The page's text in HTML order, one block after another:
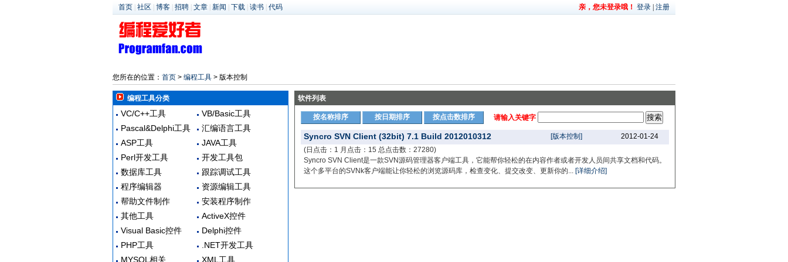
首页 社区 博客 招聘 文章 新闻 下载 读书 代码 亲，您未登录哦！ 登录 注册
您所在的位置： 首页 > 编程工具 > 版本控制
编程工具分类
VC/C++工具
VB/Basic工具
Pascal&Delphi工具
汇编语言工具
ASP工具
JAVA工具
Perl开发工具
开发工具包
数据库工具
跟踪调试工具
程序编辑器
资源编辑工具
帮助文件制作
安装程序制作
其他工具
ActiveX控件
Visual Basic控件
Delphi控件
PHP工具
.NET开发工具
MYSQL相关
XML工具
软件列表
按名称排序 按日期排序 按点击数排序 请输入关键字
Syncro SVN Client (32bit) 7.1 Build 2012010312 2012-01-24
[版本控制]
(日点击：1 月点击：15 总点击数：27280)
Syncro SVN Client是一款SVN源码管理器客户端工具，它能帮你轻松的在内容作者或者开发人员间共享文档和代码。
这个多平台的SVNk客户端能让你轻松的浏览源码库，检查变化、提交改变、更新你的... [详细介绍]